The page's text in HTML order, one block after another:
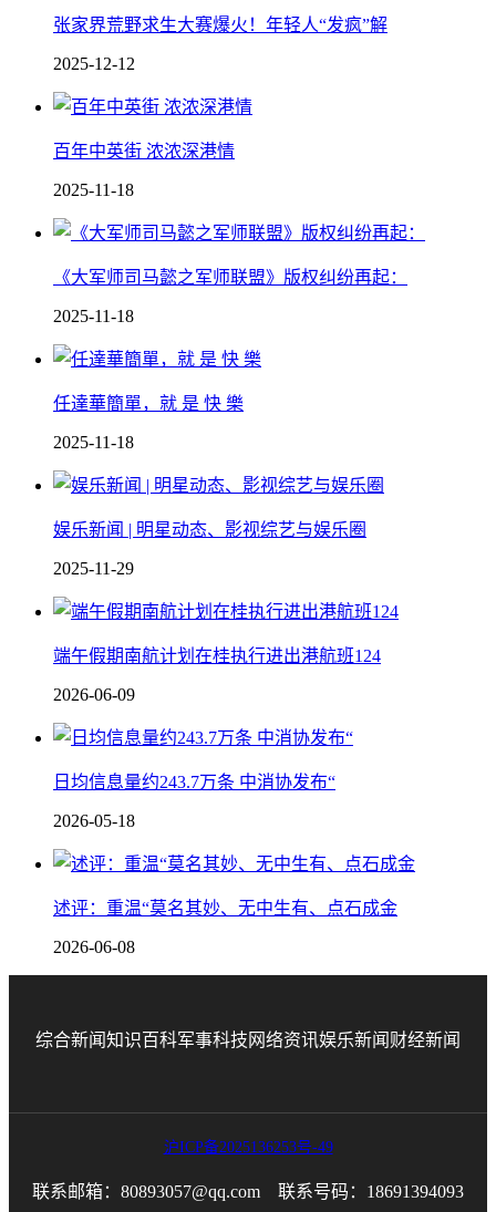
张家界荒野求生大赛爆火！年轻人“发疯”解
2025-12-12
百年中英街 浓浓深港情
2025-11-18
《大军师司马懿之军师联盟》版权纠纷再起：
2025-11-18
任達華簡單，就 是 快 樂
2025-11-18
娱乐新闻 | 明星动态、影视综艺与娱乐圈
2025-11-29
端午假期南航计划在桂执行进出港航班124
2026-06-09
日均信息量约243.7万条 中消协发布“
2026-05-18
述评：重温“莫名其妙、无中生有、点石成金
2026-06-08
综合新闻知识百科军事科技 网络资讯娱乐新闻 财经新闻
沪ICP备2025136253号-49
联系邮箱：80893057@qq.com 联系号码：18691394093